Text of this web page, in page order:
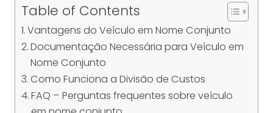
Table of Contents
Vantagens do Veículo em Nome Conjunto
Documentação Necessária para Veículo em
Nome Conjunto
Como Funciona a Divisão de Custos
FAQ – Perguntas frequentes sobre veículo